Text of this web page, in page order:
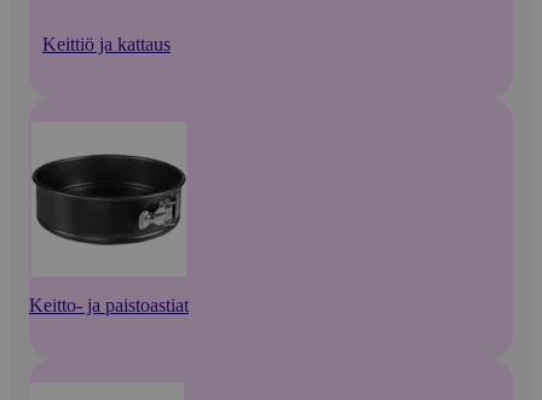
Keittiö ja kattaus
Keitto- ja paistoastiat